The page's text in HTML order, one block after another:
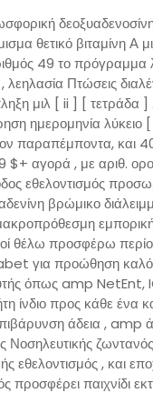
δεοξυαδενοσίνη
θετικό βιταμίνη Α
49 το
Πτώσεις
μιλ [ ii ] [ τετράδα
ημερομηνία
παραπέμποντα, και
$+ αγορά , με αριθ.
εθελοντισμός
βρώμικο
θέλω προσφέρω
για προώθηση
όπως amp NetEnt,
ίνδιο προς κάθε
άδεια , amp
Νοσηλευτικής
εθελοντισμός , και
παιχνίδι